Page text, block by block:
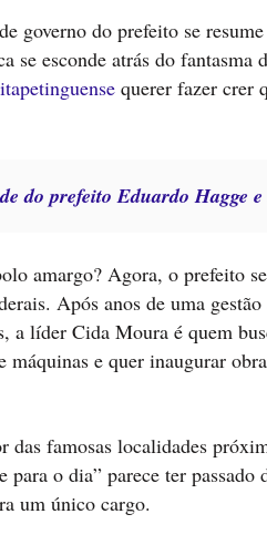
governo do prefeito se
se esconde atrás do
itapetinguense querer fazer crer
do prefeito Eduardo Hagge e
amargo? Agora, o prefeito
Após anos de uma
a líder Cida Moura é quem
máquinas e quer inaugurar
das famosas localidades
para o dia” parece ter
um único cargo.